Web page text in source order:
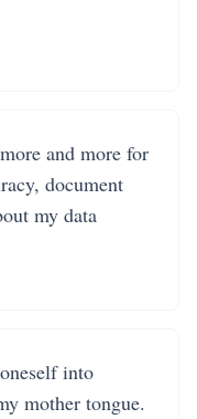
and more for
document
my data.
into
mother tongue.